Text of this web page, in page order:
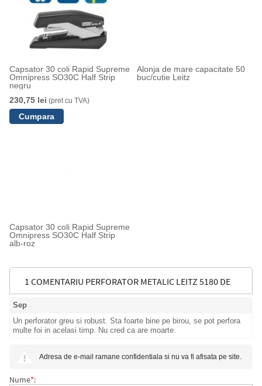
Capsator 30 coli Rapid Supreme
Omnipress SO30C Half Strip
negru
230,75 lei (pret cu TVA)
Alonja de mare capacitate 50
buc/cutie Leitz
Capsator 30 coli Rapid Supreme
Omnipress SO30C Half Strip
alb-roz
1 COMENTARIU PERFORATOR METALIC LEITZ 5180 DE
MARE CAPACITATE, PARTIAL RECICLAT, RECICLABIL, 65
COLI
Sep
Un perforator greu si robust. Sta foarte bine pe birou, se pot perfora
multe foi in acelasi timp. Nu cred ca are moarte.
Adresa de e-mail ramane confidentiala si nu va fi afisata pe site.
Nume*: